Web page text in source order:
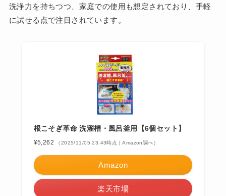
洗浄力を持ちつつ、家庭での使用も想定されており、手軽
に試せる点で注目されています。
根こそぎ革命 洗濯槽・風呂釜用【6個セット】
¥5,262 （2025/11/05 23:43時点 | Amazon調べ）
Amazon
楽天市場